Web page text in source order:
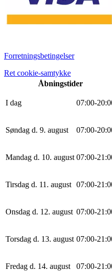
Forretningsbetingelser
Ret cookie-samtykke
Åbningstider
I dag 07:00-20:0
Søndag d. 9. august 07:00-20:0
Mandag d. 10. august 07:00-21 :0
Tirsdag d. 11. august 07:00-21 :0
Onsdag d. 12. august 07:00-21 :0
Torsdag d. 13. august 07:00-21 :0
Fredag d. 14. august 07:00-21 :0